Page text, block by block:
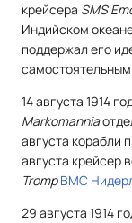
крейсера SMS
Индийском
поддержал его
14 августа 1914
Маrkomannia
августа корабли
августа крейсер
Tromp ВМС
29 августа 1914